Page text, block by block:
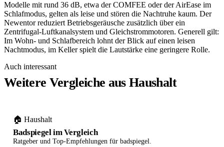
Modelle mit rund 36 dB, etwa der COMFEE oder der AirEase im
Schlafmodus, gelten als leise und stören die Nachtruhe kaum. Der
Newentor reduziert Betriebsgeräusche zusätzlich über ein
Zentrifugal-Luftkanalsystem und Gleichstrommotoren. Generell gilt:
Im Wohn- und Schlafbereich lohnt der Blick auf einen leisen
Nachtmodus, im Keller spielt die Lautstärke eine geringere Rolle.
Auch interessant
Weitere Vergleiche aus Haushalt
🏠 Haushalt
Badspiegel im Vergleich
Ratgeber und Top-Empfehlungen für badspiegel.